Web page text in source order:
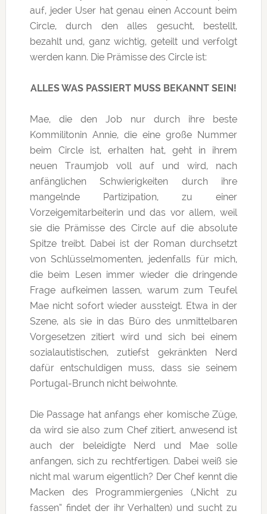
auf, jeder User hat genau einen Account beim
Circle, durch den alles gesucht, bestellt,
bezahlt und, ganz wichtig, geteilt und verfolgt
werden kann. Die Prämisse des Circle ist:
ALLES WAS PASSIERT MUSS BEKANNT SEIN!
Mae, die den Job nur durch ihre beste
Kommilitonin Annie, die eine große Nummer
beim Circle ist, erhalten hat, geht in ihrem
neuen Traumjob voll auf und wird, nach
anfänglichen Schwierigkeiten durch ihre
mangelnde Partizipation, zu einer
Vorzeigemitarbeiterin und das vor allem, weil
sie die Prämisse des Circle auf die absolute
Spitze treibt. Dabei ist der Roman durchsetzt
von Schlüsselmomenten, jedenfalls für mich,
die beim Lesen immer wieder die dringende
Frage aufkeimen lassen, warum zum Teufel
Mae nicht sofort wieder aussteigt. Etwa in der
Szene, als sie in das Büro des unmittelbaren
Vorgesetzen zitiert wird und sich bei einem
sozialautistischen, zutiefst gekränkten Nerd
dafür entschuldigen muss, dass sie seinem
Portugal-Brunch nicht beiwohnte.
Die Passage hat anfangs eher komische Züge,
da wird sie also zum Chef zitiert, anwesend ist
auch der beleidigte Nerd und Mae solle
anfangen, sich zu rechtfertigen. Dabei weiß sie
nicht mal warum eigentlich? Der Chef kennt die
Macken des Programmiergenies („Nicht zu
fassen“ findet der ihr Verhalten) und sucht zu